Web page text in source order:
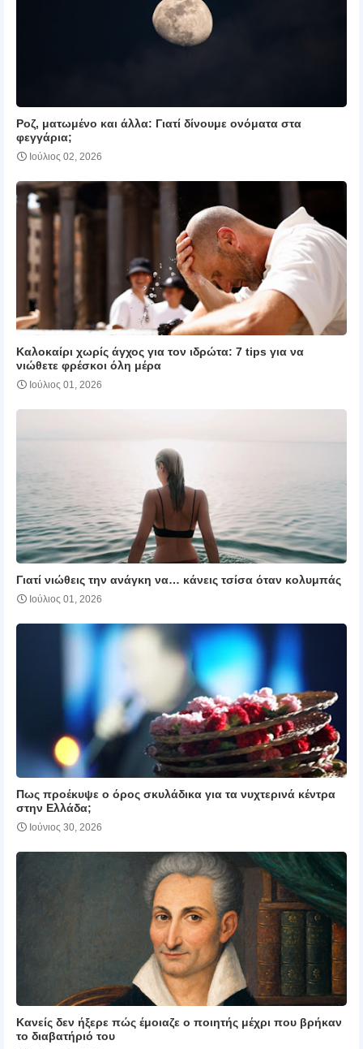
Ροζ, ματωμένο και άλλα: Γιατί δίνουμε ονόματα στα
φεγγάρια;
Ιούλιος 02, 2026
Καλοκαίρι χωρίς άγχος για τον ιδρώτα: 7 tips για να
νιώθετε φρέσκοι όλη μέρα
Ιούλιος 01, 2026
Γιατί νιώθεις την ανάγκη να… κάνεις τσίσα όταν κολυμπάς
Ιούλιος 01, 2026
Πως προέκυψε ο όρος σκυλάδικα για τα νυχτερινά κέντρα
στην Ελλάδα;
Ιούνιος 30, 2026
Κανείς δεν ήξερε πώς έμοιαζε ο ποιητής μέχρι που βρήκαν
το διαβατήριό του